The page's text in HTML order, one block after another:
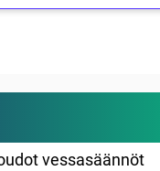
vessasäännöt